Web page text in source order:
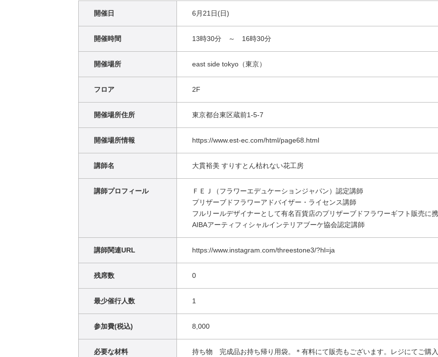
開催日 6月21日(日)
開催時間 13時30分 ～ 16時30分
開催場所 east side tokyo（東京）
フロア 2F
開催場所住所 東京都台東区蔵前1-5-7
開催場所情報 https://www.est-ec.com/html/page68.html
講師名 大貫裕美 すりすとん枯れない花工房
講師プロフィール
ＦＥＪ（フラワーエデュケーションジャパン）認定講師
プリザーブドフラワーアドバイザー・ライセンス講師
フルリールデザイナーとして有名百貨店のプリザーブドフラワーギフト販売に
AIBAアーティフィシャルインテリアブーケ協会認定講師
講師関連URL https://www.instagram.com/threestone3/?hl=ja
残席数 0
最少催行人数 1
参加費(税込) 8,000
必要な材料 持ち物 完成品お持ち帰り用袋。＊有料にて販売もございます。レジにてご購